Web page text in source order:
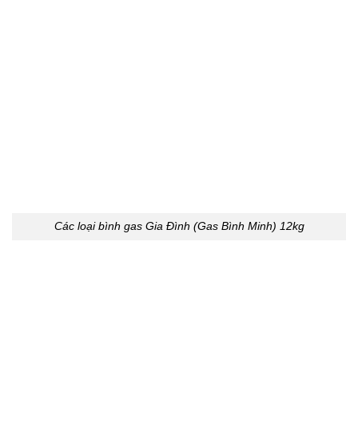
Các loại bình gas Gia Đình (Gas Bình Minh) 12kg